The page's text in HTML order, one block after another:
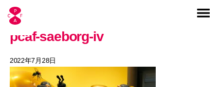
pcaf-saeborg-iv
2022年7月28日